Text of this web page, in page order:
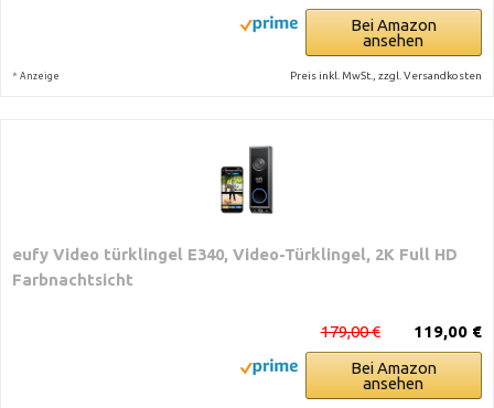
Bei Amazon
ansehen
* Anzeige Preis inkl. MwSt., zzgl. Versandkosten
eufy Video türklingel E340, Video-Türklingel, 2K Full HD
Farbnachtsicht
119,00 €
179,00 €
Bei Amazon
ansehen